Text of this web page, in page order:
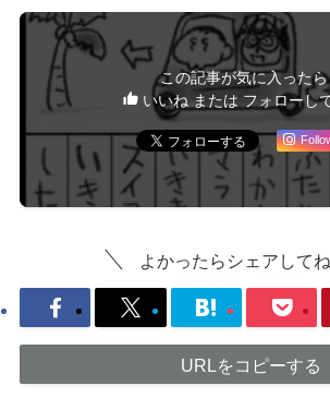
この記事が気に入ったら
いいね または フォローし
よかったらシェアしてね
URLをコピーする